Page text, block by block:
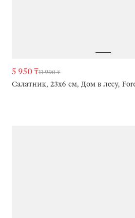
5 950 ₸11 990 ₸
Салатник, 23х6 см, Дом в лесу,